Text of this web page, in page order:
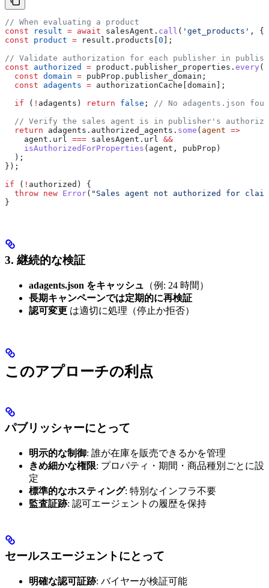
// When evaluating a product
const result = await salesAgent . call ( 'get_products' , {
const product = result . products [0 ];
// Validate authorization for each publisher in
const authorized = product . publisher_properties . every (
  const
domain = pubProp . publisher_domain ;
  const
adagents = authorizationCache [domain ];
  if
( ! adagents ) return false ;
// No adagents.json
// Verify the sales agent is in publisher's
  return
adagents . authorized_agents . some ( agent =>
    agent
. url === salesAgent . url
&&
    isAuthorizedForProperties
( agent , pubProp )
  );
});
if ( ! authorized ) {
  throw
new Error( "Sales agent not authorized for
}
3. 継続的な検証
adagents.json をキャッシュ （例: 24 時間）
長期キャンペーンでは定期的に再検証
認可変更 は適切に処理（停止か拒否）
このアプローチの利点
パブリッシャーにとって
明示的な制御: 誰が在庫を販売できるかを管理
きめ細かな権限: プロパティ・期間・商品種別ごとに設
定
標準的なホスティング: 特別なインフラ不要
監査証跡: 認可エージェントの履歴を保持
セールスエージェントにとって
明確な認可証跡: バイヤーが検証可能